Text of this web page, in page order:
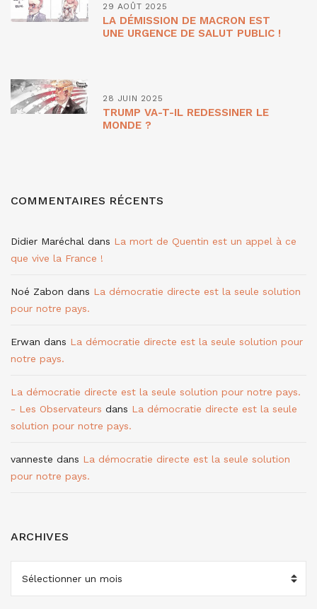
29 AOÛT 2025
LA DÉMISSION DE MACRON EST
UNE URGENCE DE SALUT PUBLIC !
28 JUIN 2025
TRUMP VA-T-IL REDESSINER LE
MONDE ?
COMMENTAIRES RÉCENTS
Didier Maréchal dans La mort de Quentin est un appel à ce
que vive la France !
Noé Zabon dans La démocratie directe est la seule solution
pour notre pays.
Erwan dans La démocratie directe est la seule solution pour
notre pays.
La démocratie directe est la seule solution pour notre pays.
- Les Observateurs dans La démocratie directe est la seule
solution pour notre pays.
vanneste dans La démocratie directe est la seule solution
pour notre pays.
ARCHIVES
ARCHIVES